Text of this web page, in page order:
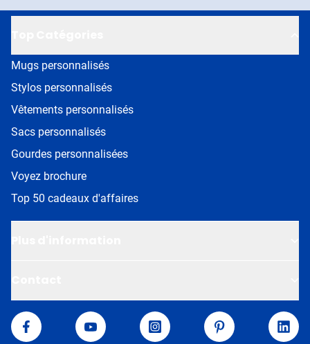
Mugs personnalisés
Stylos personnalisés
Vêtements personnalisés
Sacs personnalisés
Gourdes personnalisées
Voyez brochure
Top 50 cadeaux d'affaires
Van Helden
Facebook
YouTube Instagram Pinterest